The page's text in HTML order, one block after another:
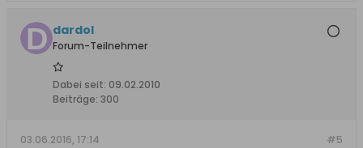
dardol
Forum-Teilnehmer
Dabei seit: 09.02.2010
Beiträge: 300
#5
03.06.2016, 17:14